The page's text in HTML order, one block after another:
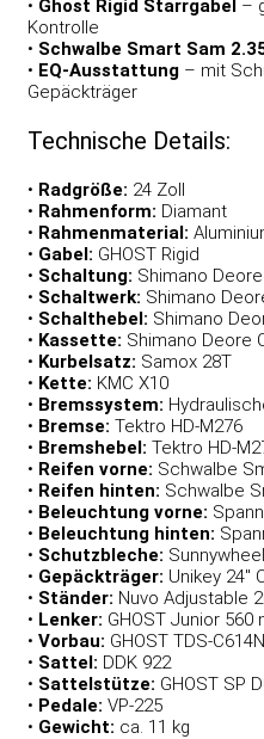
• Ghost Rigid Starrgabel –
Kontrolle
• Schwalbe Smart Sam
• EQ-Ausstattung – mit
Gepäckträger
Technische Details:
• Radgröße: 24 Zoll
• Rahmenform: Diamant
• Rahmenmaterial:
• Gabel: GHOST Rigid
• Schaltung: Shimano
• Schaltwerk: Shimano
• Schalthebel: Shimano
• Kassette: Shimano Deore
• Kurbelsatz: Samox 28T
• Kette: KMC X10
• Bremssystem:
• Bremse: Tektro HD-M276
• Bremshebel: Tektro HD-
• Reifen vorne: Schwalbe
• Reifen hinten: Schwalbe
• Beleuchtung vorne:
• Beleuchtung hinten:
• Schutzbleche:
• Gepäckträger: Unikey 24″
• Ständer: Nuvo Adjustable
• Lenker: GHOST Junior 560
• Vorbau: GHOST TDS-C614N
• Sattel: DDK 922
• Sattelstütze: GHOST SP
• Pedale: VP-225
• Gewicht: ca. 11 kg